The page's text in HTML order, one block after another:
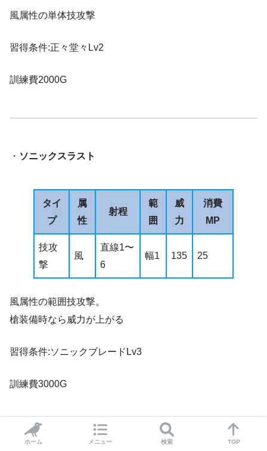
風属性の単体技攻撃
習得条件:正々堂々Lv2
訓練費2000G
・ ソニックスラスト
タイ
プ
属
性
射程
範
囲
威
力
消費
MP
技攻
撃
風
直線1〜
6
幅1 135 25
風属性の範囲技攻撃。
槍装備時なら威力が上がる
習得条件:ソニックブレードLv3
訓練費3000G
ホーム メニュー 検索 TOP